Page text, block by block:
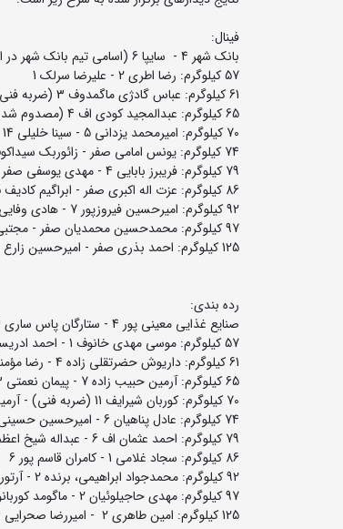
فینال:
بانک شهر 4 - سایپا 6 (اسامی تیم بانک شهر در ابتدا آمده است)
57 کیلوگرم: رضا اطری 2 - علیرضا سرلک 1
61 کیلوگرم: عباس گادژی ماگمدوف 3 (ضربه فنی) - علی قلی زادگان صفر
65 کیلوگرم: عبدالمجید کودی اف 4 (مصدوم شد) - شامیل ممدوف، برنده 4
70 کیلوگرم: امیرمحمد یزدانی 5 - سینا خلیلی 14
74 کیلوگرم: یونس امامی صفر - زائوربک سیداکوف 4
79 کیلوگرم: فریبرز بابایی 4 - مهدی یوسفی صفر (ادامه نداد)
86 کیلوگرم: عزت اله اکبری صفر - ابراگیم کادیف 5
92 کیلوگرم: امیرحسین فیروزپور 7 - هادی وفایی پور 2
97 کیلوگرم: محمدحسین محمدیان صفر - مجتبی گلیج 6
125 کیلوگرم: احمد بذری صفر - امیرحسین زارع 6
رده بندی:
صنایع غذایی معینی پور 4 - ستارگان پاس ساری 6 (اسامی تیم معینی پور در ابتدا آمده است)
57 کیلوگرم: موسی مهدی خانوف 1 - احمد ادریسوف 2
61 کیلوگرم: داریوش حضرتقلی زاده 4 - رضا مؤمنی 11
65 کیلوگرم: آرمین حبیب زاده 7 - پیمان نعمتی 3
70 کیلوگرم: کوربان شیرایف 11 (ضربه فنی) - آرمین مجیدی صفر
74 کیلوگرم: عادل پناهیان 6 - امیرحسین حسینی 11 (ضربه فنی)
79 کیلوگرم: احمد عثمان اف 6 - عبداله شیخ اعظمی 4
86 کیلوگرم: سجاد غلامی 1 - کامران قاسم پور 6
92 کیلوگرم: محمدجواد ابراهیمی، برنده 2 - آرتور نایفونوف 2
97 کیلوگرم: مهدی حاجیلوئیان 2 - ماگومد کوربانوف 5
125 کیلوگرم: امین طاهری 2 - امیررضا صحرایی 3